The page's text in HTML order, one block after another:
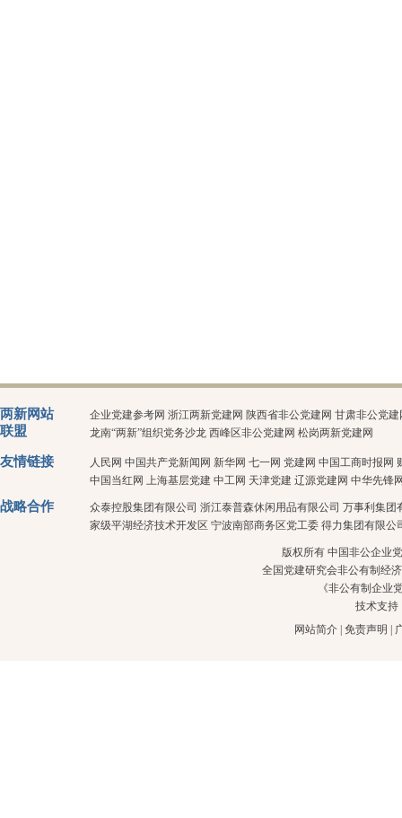
两新网站
联盟
企业党建参考网 浙江两新党建网 陕西省非公党建网 甘肃非公党建
龙南“两新”组织党务沙龙 西峰区非公党建网 松岗两新党建网
友情链接 人民网 中国共产党新闻网 新华网 七一网 党建网 中国工商时报网
中国当红网 上海基层党建 中工网 天津党建 辽源党建网 中华先锋
战略合作 众泰控股集团有限公司 浙江泰普森休闲用品有限公司 万事利集团
家级平湖经济技术开发区 宁波南部商务区党工委 得力集团有限公
版权所有 中国非公企业
全国党建研究会非公有制经
《非公有制企
技术支持
网站简介 免责声明